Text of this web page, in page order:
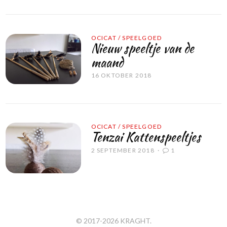
OCICAT /SPEELGOED
Nieuw speeltje van de
maand
16 OKTOBER 2018
OCICAT /SPEELGOED
Tenzai Kattenspeeltjes
2 SEPTEMBER 2018 1
© 2017-2026 KRAGHT.